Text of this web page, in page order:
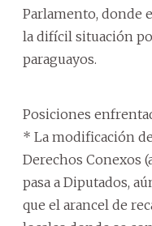
Parlamento, donde
la difícil situación
paraguayos.
Posiciones
* La modificación
Derechos Conexos
pasa a Diputados,
que el arancel de